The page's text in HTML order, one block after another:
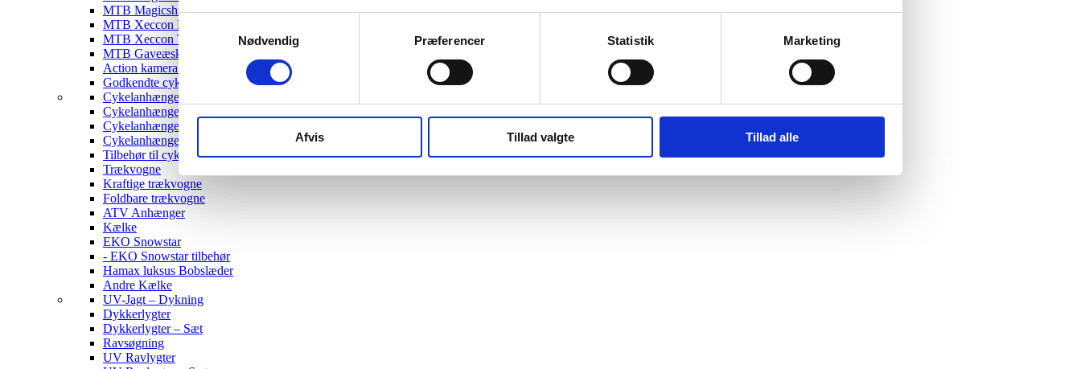
Samtykkevalg
Nødvendig
Præferencer Statistik Marketing
Afvis Tillad valgte Tillad alle
MTB Magicshine Tilbehør
MTB Xeccon Lygter
MTB Xeccon Tilbehør
MTB Gaveæske
Action kamera til MTB
Godkendte cykellygter & tilbehør
Cykelanhængere
Cykelanhænger til Børn
Cykelanhænger til hunde
Cykelanhænger Cargo
Tilbehør til cykelanhængere
Trækvogne
Kraftige trækvogne
Foldbare trækvogne
ATV Anhænger
Kælke
EKO Snowstar
- EKO Snowstar tilbehør
Hamax luksus Bobslæder
Andre Kælke
UV-Jagt – Dykning
Dykkerlygter
Dykkerlygter – Sæt
Ravsøgning
UV Ravlygter